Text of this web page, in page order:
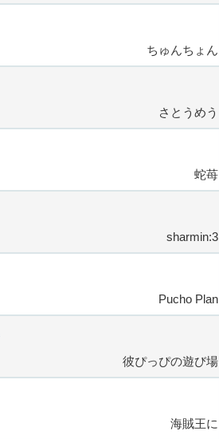
ちゅんちょん
さとうめう
蛇苺
sharmin:3
Pucho Plan
彼ぴっぴの遊び場
海賊王に